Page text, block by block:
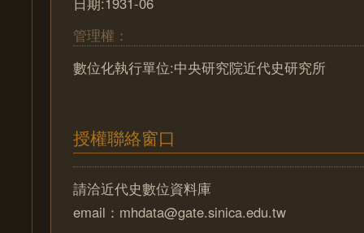
管理權：
數位化執行單位:中央研究院近代史研究所
授權聯絡窗口
請洽近代史數位資料庫
email：mhdata@gate.sinica.edu.tw